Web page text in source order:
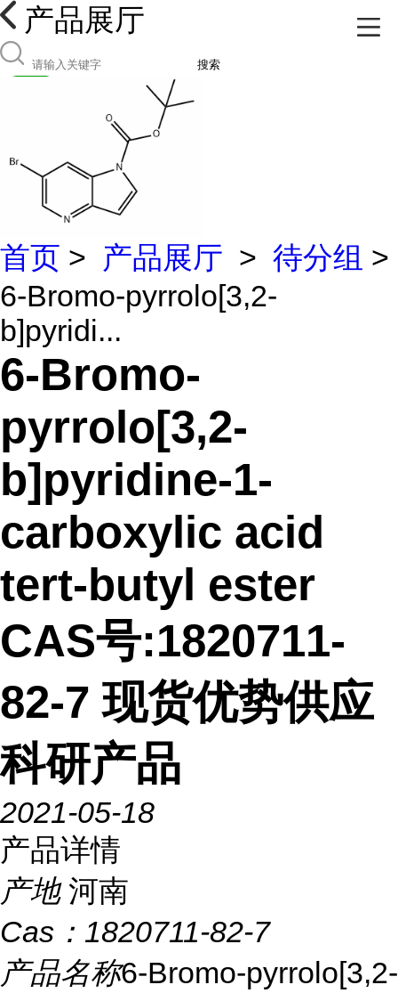
产品展厅
搜索
首页 > 产品展厅 > 待分组 >
6-Bromo-pyrrolo[3,2-
b]pyridi...
6-Bromo-
pyrrolo[3,2-
b]pyridine-1-
carboxylic acid
tert-butyl ester
CAS号:1820711-
82-7 现货优势供应
科研产品
2021-05-18
产品详情
产地 河南
Cas： 1820711-82-7
产品名称6-Bromo-pyrrolo[3,2-